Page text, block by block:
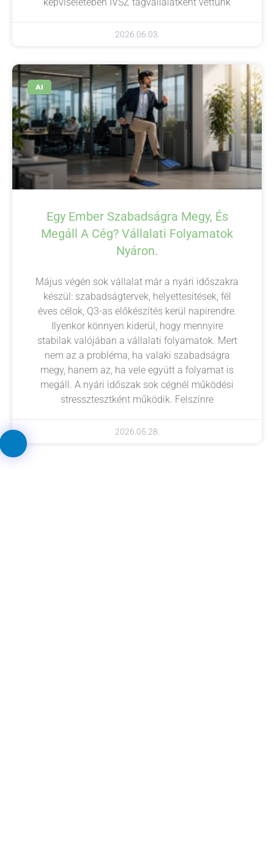
2026.06.03.
AI
Egy Ember Szabadságra Megy, És
Megáll A Cég? Vállalati Folyamatok
Nyáron.
Május végén sok vállalat már a nyári időszakra
készül: szabadságtervek, helyettesítések, fél
éves célok, Q3-as előkészítés kerül napirendre.
Ilyenkor könnyen kiderül, hogy mennyire
stabilak valójában a vállalati folyamatok. Mert
nem az a probléma, ha valaki szabadságra
megy, hanem az, ha vele együtt a folyamat is
megáll. A nyári időszak sok cégnél működési
stressztesztként működik. Felszínre
2026.05.28.